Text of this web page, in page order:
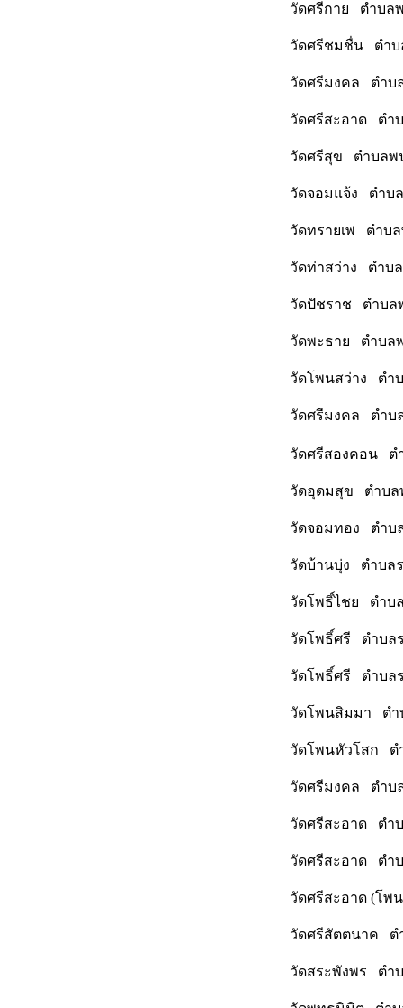
วัดศรีกาย ตำบล
วัดศรีชมชื่น ตำบ
วัดศรีมงคล ตำบ
วัดศรีสะอาด ตำ
วัดศรีสุข ตำบลพ
วัดจอมแจ้ง ตำบ
วัดทรายเพ ตำบ
วัดท่าสว่าง ตำบ
วัดปัชราช ตำบล
วัดพะธาย ตำบล
วัดโพนสว่าง ตำ
วัดศรีมงคล ตำบ
วัดศรีสองคอน ต
วัดอุดมสุข ตำบล
วัดจอมทอง ตำบ
วัดบ้านบุ่ง ตำบล
วัดโพธิ์ไชย ตำบ
วัดโพธิ์ศรี ตำบล
วัดโพธิ์ศรี ตำบล
วัดโพนสิมมา ตำ
วัดโพนหัวโสก ต
วัดศรีมงคล ตำบ
วัดศรีสะอาด ตำ
วัดศรีสะอาด ตำ
วัดศรีสะอาด (โพ
วัดศรีสัตตนาค ต
วัดสระพังพร ตำ